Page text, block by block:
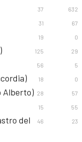
37 632
31 67
19 0
125 29
56 5
18 0
Alberto) 28 57
15 55
del
46 23